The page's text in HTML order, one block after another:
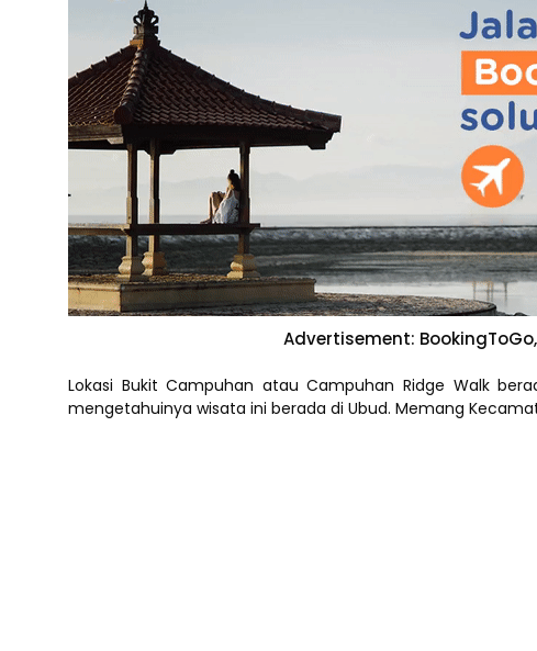
Advertisement:
Lokasi Bukit Campuhan atau Campuhan Ridge Walk
mengetahuinya wisata ini berada di Ubud. Memang